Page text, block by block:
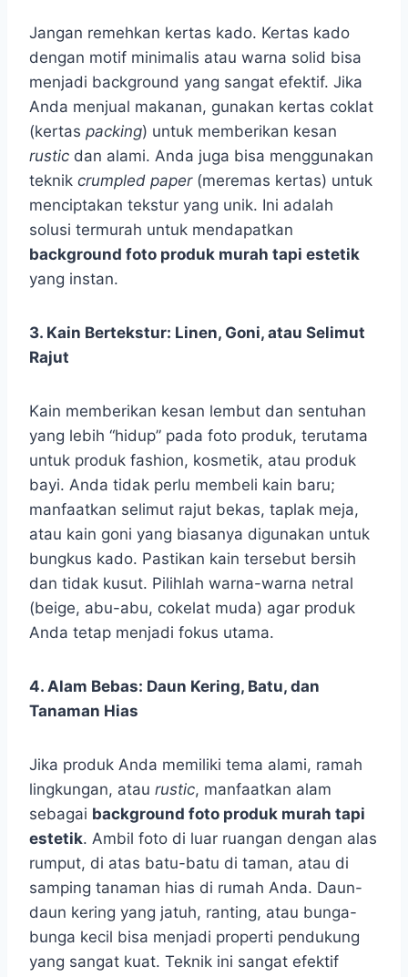
Jangan remehkan kertas kado. Kertas kado
dengan motif minimalis atau warna solid bisa
menjadi background yang sangat efektif. Jika
Anda menjual makanan, gunakan kertas coklat
(kertas packing) untuk memberikan kesan
rustic dan alami. Anda juga bisa menggunakan
teknik crumpled paper(meremas kertas) untuk
menciptakan tekstur yang unik. Ini adalah
solusi termurah untuk mendapatkan
background foto produk murah tapi estetik
yang instan.
3. Kain Bertekstur: Linen, Goni, atau Selimut
Rajut
Kain memberikan kesan lembut dan sentuhan
yang lebih “hidup” pada foto produk, terutama
untuk produk fashion, kosmetik, atau produk
bayi. Anda tidak perlu membeli kain baru;
manfaatkan selimut rajut bekas, taplak meja,
atau kain goni yang biasanya digunakan untuk
bungkus kado. Pastikan kain tersebut bersih
dan tidak kusut. Pilihlah warna-warna netral
(beige, abu-abu, cokelat muda) agar produk
Anda tetap menjadi fokus utama.
4. Alam Bebas: Daun Kering, Batu, dan
Tanaman Hias
Jika produk Anda memiliki tema alami, ramah
lingkungan, atau rustic, manfaatkan alam
sebagai background foto produk murah tapi
estetik. Ambil foto di luar ruangan dengan alas
rumput, di atas batu-batu di taman, atau di
samping tanaman hias di rumah Anda. Daun-
daun kering yang jatuh, ranting, atau bunga-
bunga kecil bisa menjadi properti pendukung
yang sangat kuat. Teknik ini sangat efektif